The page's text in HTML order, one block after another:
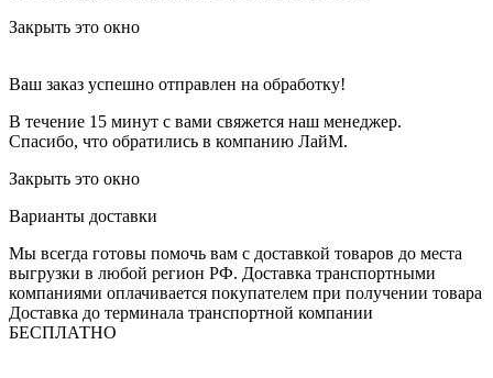
Закрыть это окно
Ваш заказ успешно отправлен на обработку!
В течение 15 минут с вами свяжется наш менеджер.
Спасибо, что обратились в компанию ЛайМ.
Закрыть это окно
Варианты доставки
Мы всегда готовы помочь вам с доставкой товаров до места
выгрузки в любой регион РФ. Доставка транспортными
компаниями оплачивается покупателем при получении товара
Доставка до терминала транспортной компании
БЕСПЛАТНО